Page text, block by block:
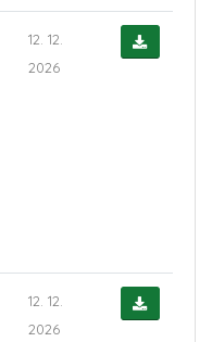
12. 12.
2026
12. 12.
2026